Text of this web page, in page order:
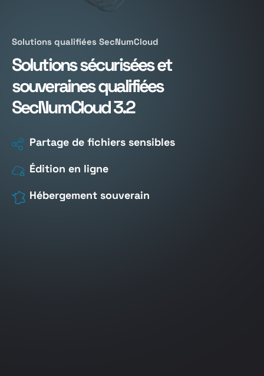
Solutions qualifiées SecNumCloud
Solutions sécurisées et
souveraines qualifiées
SecNumCloud 3.2
Partage de fichiers sensibles
Édition en ligne
Hébergement souverain